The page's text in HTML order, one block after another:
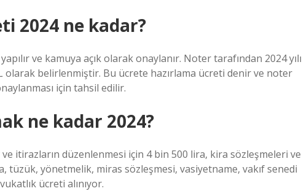
2024 ne kadar?
ve kamuya açık olarak onaylanır. Noter tarafından 2024 yılı
olarak belirlenmiştir. Bu ücrete hazırlama ücreti denir ve noter
için tahsil edilir.
ne kadar 2024?
itirazların düzenlenmesi için 4 bin 500 lira, kira sözleşmeleri ve
yönetmelik, miras sözleşmesi, vasiyetname, vakıf senedi
ücreti alınıyor.